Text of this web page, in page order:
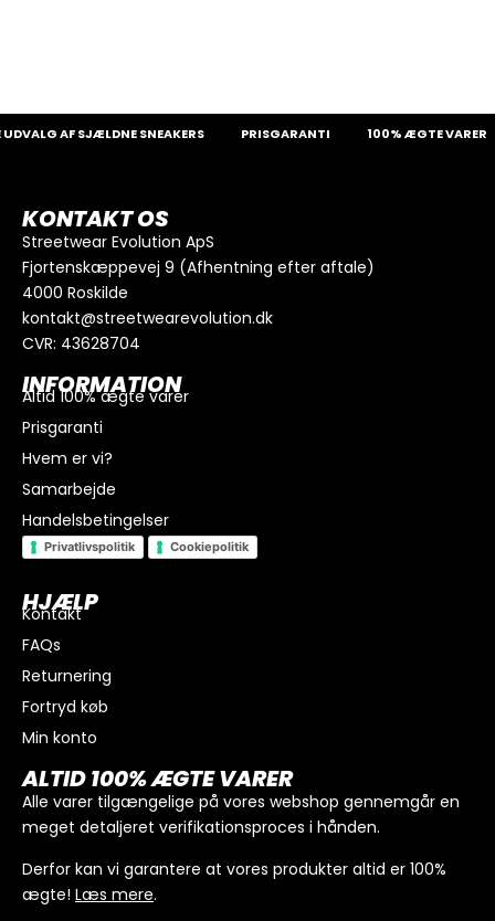
I alt
Køb for300kr. mere for gratis fragt
AF SJÆLDNE SNEAKERS PRISGARANTI 100% ÆGTE VARER
KONTAKT OS
Streetwear Evolution ApS
Fjortenskæppevej 9 (Afhentning efter aftale)
4000 Roskilde
kontakt@streetwearevolution.dk
CVR: 43628704
INFORMATION
Altid 100% ægte varer
Prisgaranti
Hvem er vi?
Samarbejde
Handelsbetingelser
Privatlivspolitik Cookiepolitik
HJÆLP
Kontakt
FAQs
Returnering
Fortryd køb
Min konto
ALTID 100% ÆGTE VARER
Alle varer tilgængelige på vores webshop gennemgår en
meget detaljeret verifikationsproces i hånden.
Derfor kan vi garantere at vores produkter altid er 100%
ægte! Læs mere.